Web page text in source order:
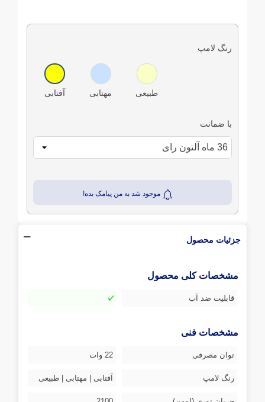
رنگ لامپ
آفتابی مهتابی طبیعی
با ضمانت
موجود شد به من پیامک بده!
جزئیات محصول
مشخصات کلی محصول
قابلیت ضد آب
مشخصات فنی
توان مصرفی 22 وات
رنگ لامپ آفتابی | مهتابی | طبیعی